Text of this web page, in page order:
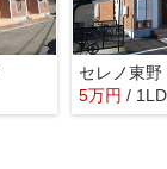
セレノ東
5万円 /